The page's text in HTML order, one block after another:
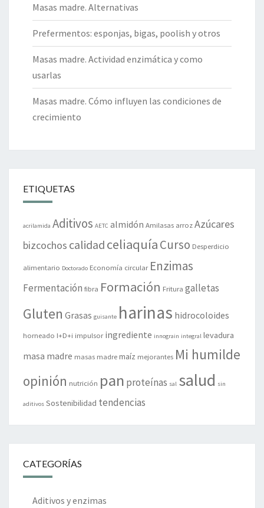
Masas madre. Alternativas
Prefermentos: esponjas, bigas, poolish y otros
Masas madre. Actividad enzimática y como
usarlas
Masas madre. Cómo influyen las condiciones de
crecimiento
ETIQUETAS
acrilamida Aditivos AETC almidón Amilasas arrozAzúcares
bizcochos calidad celiaquíaCurso Desperdicio
alimentario Doctorado Economía circular Enzimas
Fermentación fibra Formación Fritura galletas
Gluten Grasas guisante harinas hidrocoloides
horneado I+D+i impulsor ingrediente innograin integral levadura
masa madre masas madremaíz mejorantes Mi humilde
opinión nutrición pan proteínas sal salud sin
aditivos Sostenibilidad tendencias
CATEGORÍAS
Aditivos y enzimas